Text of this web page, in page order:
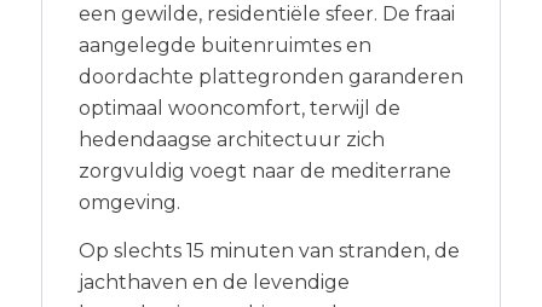
een gewilde, residentiële sfeer. De fraai
aangelegde buitenruimtes en
doordachte plattegronden garanderen
optimaal wooncomfort, terwijl de
hedendaagse architectuur zich
zorgvuldig voegt naar de mediterrane
omgeving.
Op slechts 15 minuten van stranden, de
jachthaven en de levendige